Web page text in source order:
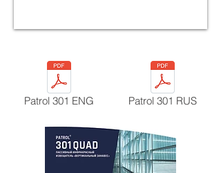
Patrol 301 ENG Patrol 301 RUS